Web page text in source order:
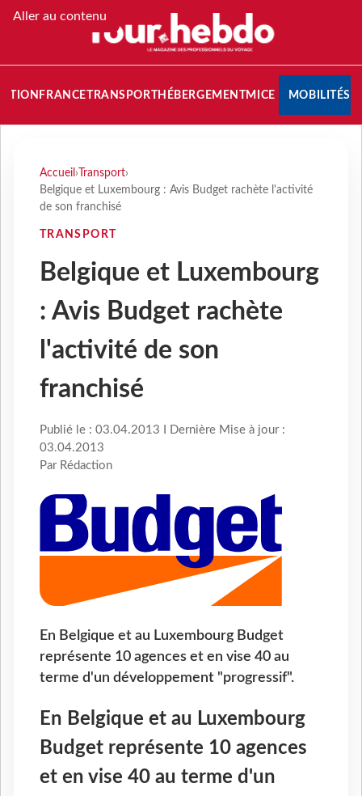
Aller au contenu
FRANCETRANSPORT HÉBERGEMENTMICE MOBILITÉS
Accueil › Transport›
Belgique et Luxembourg : Avis Budget rachète l'activité
de son franchisé
TRANSPORT
Belgique et Luxembourg
: Avis Budget rachète
l'activité de son
franchisé
Publié le : 03.04.2013 I Dernière Mise à jour :
03.04.2013
Par Rédaction
En Belgique et au Luxembourg Budget
représente 10 agences et en vise 40 au
terme d'un développement "progressif".
En Belgique et au Luxembourg
Budget représente 10 agences
et en vise 40 au terme d'un